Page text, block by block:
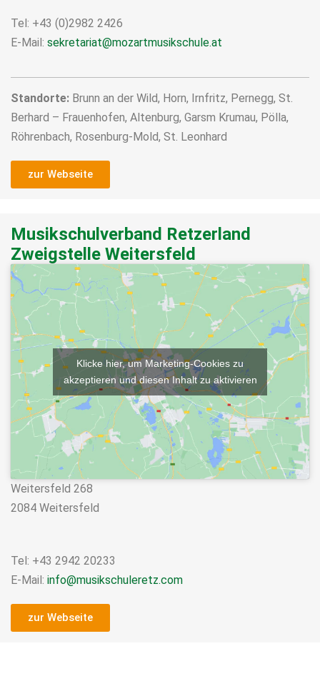
Tel: +43 (0)2982 2426
E-Mail: sekretariat@mozartmusikschule.at
Standorte: Brunn an der Wild, Horn, Irnfritz, Pernegg, St.
Berhard – Frauenhofen, Altenburg, Garsm Krumau, Pölla,
Röhrenbach, Rosenburg-Mold, St. Leonhard
zur Webseite
Musikschulverband Retzerland
Zweigstelle Weitersfeld
Klicke hier, um Marketing-Cookies zu
akzeptieren und diesen Inhalt zu aktivieren
Weitersfeld 268
2084 Weitersfeld
Tel: +43 2942 20233
E-Mail: info@musikschuleretz.com
zur Webseite